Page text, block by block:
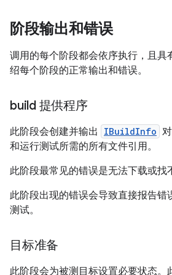
阶段输出和错误
调用的每个阶段都会依序执行，且具
绍每个阶段的正常输出和错误。
build 提供程序
此阶段会创建并输出 IBuildInfo
和运行测试所需的所有文件引用。
此阶段最常见的错误是无法下载或找
此阶段出现的错误会导致直接报告错
测试。
目标准备
此阶段会为被测目标设置必要状态。